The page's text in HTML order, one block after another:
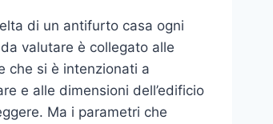
di un antifurto casa ogni
valutare è collegato alle
che si è intenzionati a
e alle dimensioni dell’edificio
Ma i parametri che